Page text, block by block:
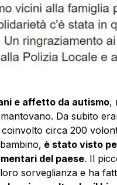
e affetto da autismo,
Da subito
circa 200
è stato visto
del paese. Il
sorveglianza e ha